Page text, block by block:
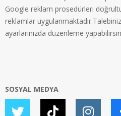
Google reklam prosedürleri
reklamlar
ayarlarınızda düzenleme
SOSYAL MEDYA